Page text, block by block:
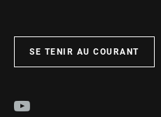
SE TENIR AU COURANT